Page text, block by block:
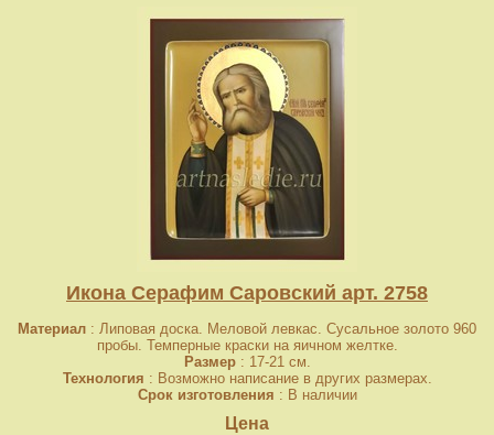
Икона Серафим Саровский арт. 2758
Материал : Липовая доска. Меловой левкас. Сусальное золото 960
пробы. Темперные краски на яичном желтке.
Размер: 17-21 см.
Технология : Возможно написание в других размерах.
Срок изготовления : В наличии
Цена